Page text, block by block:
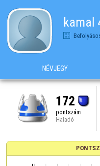
kamal
NÉVJEGY
172
pontszám
Haladó